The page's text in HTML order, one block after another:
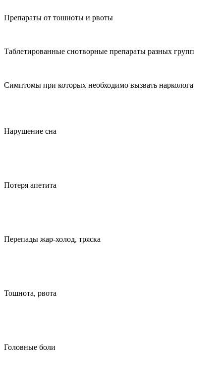
Препараты от тошноты и рвоты
Таблетированные снотворные препараты разных групп
Симптомы при которых необходимо вызвать нарколога
Нарушение сна
Потеря апетита
Перепады жар-холод, тряска
Тошнота, рвота
Головные боли